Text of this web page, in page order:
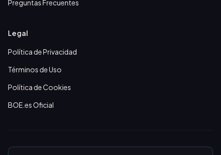
Preguntas Frecuentes
Legal
Política de Privacidad
Términos de Uso
Política de Cookies
BOE.es Oficial